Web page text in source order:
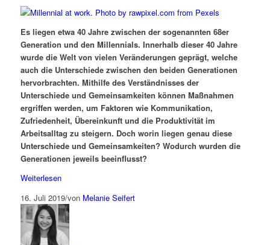
Es liegen etwa 40 Jahre zwischen der sogenannten 68er
Generation und den Millennials. Innerhalb dieser 40 Jahre
wurde die Welt von vielen Veränderungen geprägt, welche
auch die Unterschiede zwischen den beiden Generationen
hervorbrachten. Mithilfe des Verständnisses der
Unterschiede und Gemeinsamkeiten können Maßnahmen
ergriffen werden, um Faktoren wie Kommunikation,
Zufriedenheit, Übereinkunft und die Produktivität im
Arbeitsalltag zu steigern. Doch worin liegen genau diese
Unterschiede und Gemeinsamkeiten? Wodurch wurden die
Generationen jeweils beeinflusst?
Weiterlesen
16. Juli 2019/von Melanie Seifert